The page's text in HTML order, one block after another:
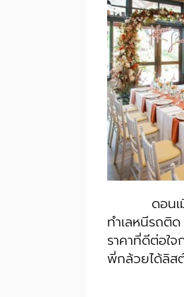
ดอนเมือง
ทำเลหนีรถติ
ราคาที่ดีต่อใ
พี่กล้วยได้ลิส